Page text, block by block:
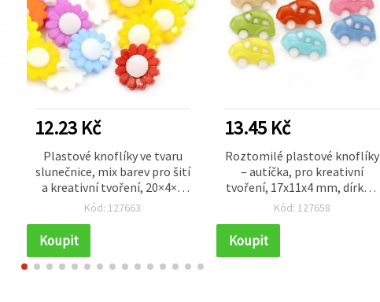
12.23 Kč
Plastové knoflíky ve tvaru
slunečnice, mix barev pro šití
a kreativní tvoření, 20×4×8
mm, otvor 3 mm – 10 ks
Kód: 127663
Koupit
13.45 Kč
Roztomilé plastové knoflíky
– autíčka, pro kreativní
tvoření, 17x11x4 mm, dírka 3
mm, mix barev – 20 ks
Kód: 127658
Koupit